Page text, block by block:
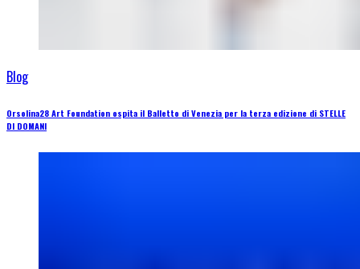
Blog
Orsolina28 Art Foundation ospita il Balletto di Venezia per la terza edizione di STELLE
DI DOMANI